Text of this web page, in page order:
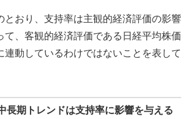
とおり、支持率は主観的経済評価の影響
て、客観的経済評価である日経平均株価
連動しているわけではないことを表して
長期トレンドは支持率に影響を与える